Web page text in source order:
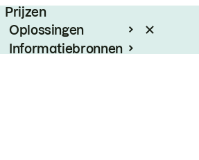
Prijzen
Oplossingen
Informatiebronnen